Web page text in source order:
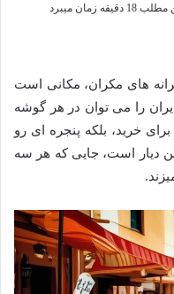
زمان میبرد
های مکران، مکانی است
را می توان در هر گوشه
خرید، بلکه پنجره ای رو
دیار است، جایی که هر سه